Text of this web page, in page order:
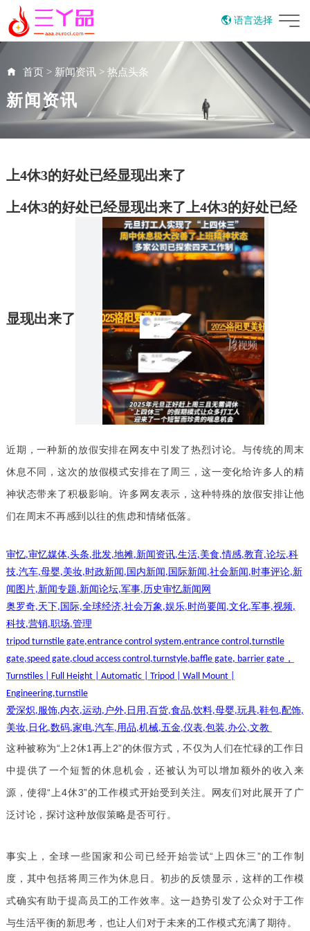
语言选择
English
首页 > 新闻资讯> 热点头条
新闻资讯
上4休3的好处已经显现出来了
上4休3的好处已经显现出来了上4休3的好处已经
显现出来了
近期，一种新的放假安排在网友中引发了热烈讨论。与传统的周末
休息不同，这次的放假模式安排在了周三，这一变化给许多人的精
神状态带来了积极影响。许多网友表示，这种特殊的放假安排让他
们在周末不再感到以往的焦虑和情绪低落。
审忆,审忆媒体,头条,批发,地摊,新闻资讯,生活,美食,情感,教育,论坛,科
技,汽车,母婴,美妆,时政新闻 , 国内新闻 , 国际新闻 ,社会新闻 ,时事评论,新
闻图片,新闻专题,新闻论坛,军事,历史审忆新闻网
奥罗奇,天下, 国际,全球经济,社会万象,娱乐,时尚要闻 ,文化,军事,视频,
科技,营销,职场,管理
tripod turnstile gate,entrance control system,entrance control,turnstile
gate,speed gate,cloud access control,turnstyle,baffle gate, barrier gate，
Turnstiles | Full Height | Automatic | Tripod | Wall Mount |
Engineering,turnstile
爱深炽,服饰,内衣,运动, 户外, 日用 ,百货,食品,饮料,母婴,玩具,鞋包,配饰,
美妆, 日化,数码,家电,汽车,用品,机械,五金,仪表,包装,办公,文教
这种被称为“ 上2休1 再上2”的休假方式，不仅为人们在忙碌的工作日
中提供了一个短暂的休息机会，还被认为可以增加额外的收入来
源，使得“上4休3”的工作模式开始受到关注。网友们对此展开了广
泛讨论，探讨这种放假策略是否可行。
事实上，全球一些国家和公司已经开始尝试“上四休三”的工作制
度，其中包括将周三作为休息日。初步的反馈显示，这样的工作模
式确实有助于提高员工的工作效率。这一趋势引发了公众对于工作
与生活平衡的新思考，也让人们对于未来的工作模式充满了期待。